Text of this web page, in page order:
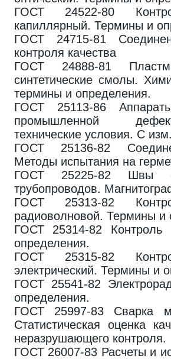
ГОСТ 24522-80
капиллярный. Термины и
ГОСТ 24715-81
контроля качества
ГОСТ 24888-81
синтетические смолы.
термины и определения.
ГОСТ 25113-86
промышленной
технические условия. С
ГОСТ 25136-82
Методы испытания на
ГОСТ 25225-82 Швы
трубопроводов.
ГОСТ 25313-82
радиоволновой. Термины и
ГОСТ 25314-82
определения.
ГОСТ 25315-82
электрический. Термины и
ГОСТ 25541-82
определения.
ГОСТ 25997-83 Сварка
Статистическая оценка
неразрушающего контроля.
ГОСТ 26007-83 Расчеты и